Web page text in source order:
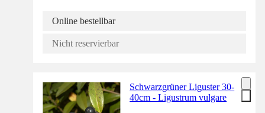
Online bestellbar
Nicht reservierbar
Schwarzgrüner Liguster 30-
40cm - Ligustrum vulgare